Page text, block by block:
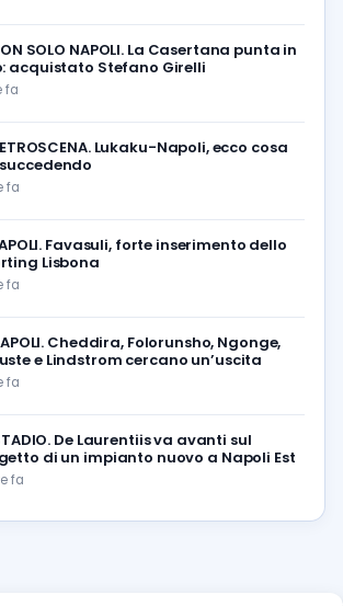
SOLO NAPOLI. La Casertana punta in
acquistato Stefano Girelli
fa
Lukaku-Napoli, ecco cosa
fa
Favasuli, forte inserimento dello
Lisbona
fa
Cheddira, Folorunsho, Ngonge,
e Lindstrom cercano un’uscita
fa
De Laurentiis va avanti sul
di un impianto nuovo a Napoli Est
fa